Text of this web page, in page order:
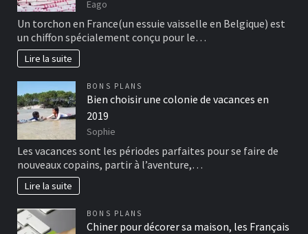
Eago
Un torchon en France(un essuie vaisselle en Belgique) est
un chiffon spécialement conçu pour le…
Lire la suite
BONS PLANS
Bien choisir une colonie de vacances en
2019
Sophie
Les vacances sont les périodes parfaites pour se faire de
nouveaux copains, partir à l’aventure,…
Lire la suite
BONS PLANS
Chiner pour décorer sa maison, les Français